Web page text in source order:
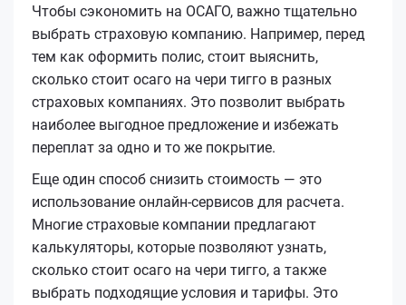
Чтобы сэкономить на ОСАГО, важно тщательно
выбрать страховую компанию. Например, перед
тем как оформить полис, стоит выяснить,
сколько стоит осаго на чери тигго в разных
страховых компаниях. Это позволит выбрать
наиболее выгодное предложение и избежать
переплат за одно и то же покрытие.
Еще один способ снизить стоимость — это
использование онлайн-сервисов для расчета.
Многие страховые компании предлагают
калькуляторы, которые позволяют узнать,
сколько стоит осаго на чери тигго, а также
выбрать подходящие условия и тарифы. Это